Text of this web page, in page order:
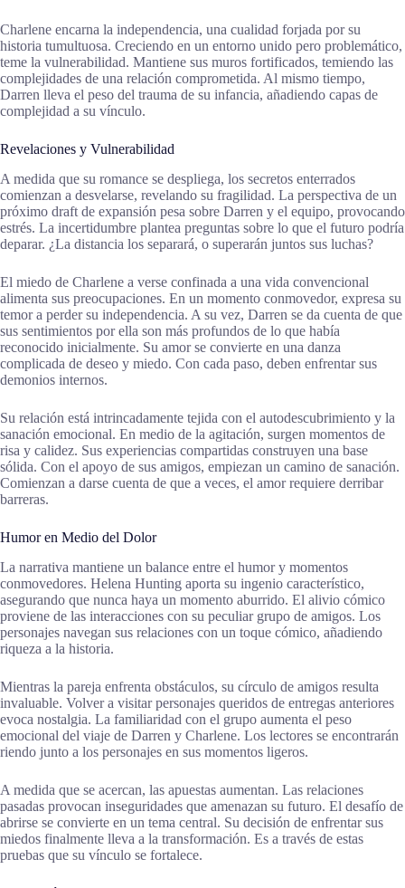
Charlene encarna la independencia, una cualidad forjada por su
historia tumultuosa. Creciendo en un entorno unido pero problemático,
teme la vulnerabilidad. Mantiene sus muros fortificados, temiendo las
complejidades de una relación comprometida. Al mismo tiempo,
Darren lleva el peso del trauma de su infancia, añadiendo capas de
complejidad a su vínculo.
Revelaciones y Vulnerabilidad
A medida que su romance se despliega, los secretos enterrados
comienzan a desvelarse, revelando su fragilidad. La perspectiva de un
próximo draft de expansión pesa sobre Darren y el equipo, provocando
estrés. La incertidumbre plantea preguntas sobre lo que el futuro podría
deparar. ¿La distancia los separará, o superarán juntos sus luchas?
El miedo de Charlene a verse confinada a una vida convencional
alimenta sus preocupaciones. En un momento conmovedor, expresa su
temor a perder su independencia. A su vez, Darren se da cuenta de que
sus sentimientos por ella son más profundos de lo que había
reconocido inicialmente. Su amor se convierte en una danza
complicada de deseo y miedo. Con cada paso, deben enfrentar sus
demonios internos.
Su relación está intrincadamente tejida con el autodescubrimiento y la
sanación emocional. En medio de la agitación, surgen momentos de
risa y calidez. Sus experiencias compartidas construyen una base
sólida. Con el apoyo de sus amigos, empiezan un camino de sanación.
Comienzan a darse cuenta de que a veces, el amor requiere derribar
barreras.
Humor en Medio del Dolor
La narrativa mantiene un balance entre el humor y momentos
conmovedores. Helena Hunting aporta su ingenio característico,
asegurando que nunca haya un momento aburrido. El alivio cómico
proviene de las interacciones con su peculiar grupo de amigos. Los
personajes navegan sus relaciones con un toque cómico, añadiendo
riqueza a la historia.
Mientras la pareja enfrenta obstáculos, su círculo de amigos resulta
invaluable. Volver a visitar personajes queridos de entregas anteriores
evoca nostalgia. La familiaridad con el grupo aumenta el peso
emocional del viaje de Darren y Charlene. Los lectores se encontrarán
riendo junto a los personajes en sus momentos ligeros.
A medida que se acercan, las apuestas aumentan. Las relaciones
pasadas provocan inseguridades que amenazan su futuro. El desafío de
abrirse se convierte en un tema central. Su decisión de enfrentar sus
miedos finalmente lleva a la transformación. Es a través de estas
pruebas que su vínculo se fortalece.